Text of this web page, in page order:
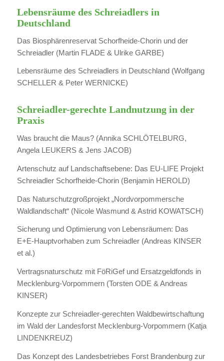
Lebensräume des Schreiadlers in
Deutschland
Das Biosphärenreservat Schorfheide-Chorin und der
Schreiadler (Martin FLADE & Ulrike GARBE)
Lebensräume des Schreiadlers in Deutschland (Wolfgang
SCHELLER & Peter WERNICKE)
Schreiadler-gerechte Landnutzung in der
Praxis
Was braucht die Maus? (Annika SCHLÖTELBURG,
Angela LEUKERS & Jens JACOB)
Artenschutz auf Landschaftsebene: Das EU-LIFE Projekt
Schreiadler Schorfheide-Chorin (Benjamin HEROLD)
Das Naturschutzgroßprojekt „Nordvorpommersche
Waldlandschaft“ (Nicole Wasmund & Astrid KOWATSCH)
Sicherung und Optimierung von Lebensräumen: Das
E+E-Hauptvorhaben zum Schreiadler (Andreas KINSER
et al.)
Vertragsnaturschutz mit FöRiGef und Ersatzgeldfonds in
Mecklenburg-Vorpommern (Torsten ODE & Andreas
KINSER)
Konzepte zur Schreiadler-gerechten Waldbewirtschaftung
im Wald der Landesforst Mecklenburg-Vorpommern (Katja
LINDENKREUZ)
Das Konzept des Landesbetriebes Forst Brandenburg zur